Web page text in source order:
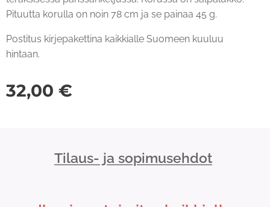
Pituutta korulla on noin 78 cm ja se painaa 45 g.
Postitus kirjepakettina kaikkialle Suomeen kuuluu
hintaan.
32,00 €
Tilaus- ja sopimusehdot